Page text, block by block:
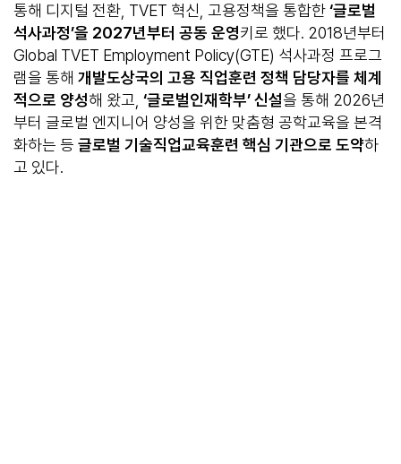
통해 디지털 전환, TVET 혁신, 고용정책을 통합한‘글로벌
석사과정’을 2027년부터 공동 운영키로 했다. 2018년부터
Global TVET Employment Policy(GTE) 석사과정 프로그
램을 통해 개발도상국의 고용 직업훈련 정책 담당자를 체계
적으로 양성해 왔고, ‘글로벌인재학부’신설을 통해 2026년
부터 글로벌 엔지니어 양성을 위한 맞춤형 공학교육을 본격
화하는 등 글로벌 기술직업교육훈련 핵심 기관으로 도약하
고 있다.